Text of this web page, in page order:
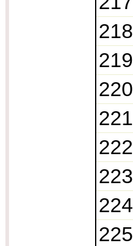
218
219
220
221
222
223
224
225